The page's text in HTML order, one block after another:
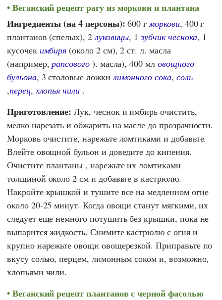
Веганский рецепт рагу из моркови и плантана
Ингредиенты (на 4 персоны): 600 гморкови, 400 г
плантанов (спелых), 2луковицы, 1зубчик чеснока, 1
кусочек имбиря (около 2 см), 2 ст. л. масла
(например,рапсового). масла), 400 мл овощного
бульона, 3 столовые ложкилимонного сока, соль
,перец,хлопья чили .
Приготовление: Лук, чеснок и имбирь очистить,
мелко нарезать и обжарить на масле до прозрачности.
Морковь очистите, нарежьте ломтиками и добавьте.
Влейте овощной бульон и доведите до кипения.
Очистите плантаны , нарежьте их ломтиками
толщиной около 2 см и добавьте в кастрюлю.
Накройте крышкой и тушите все на медленном огне
около 20-25 минут. Когда овощи станут мягкими, их
следует еще немного потушить без крышки, пока не
выпарится жидкость. Снимите кастрюлю с огня и
крупно нарежьте овощи овощерезкой. Приправьте по
вкусу солью, перцем, лимонным соком и, возможно,
хлопьями чили.
Веганский рецепт плантанов с черной фасолью